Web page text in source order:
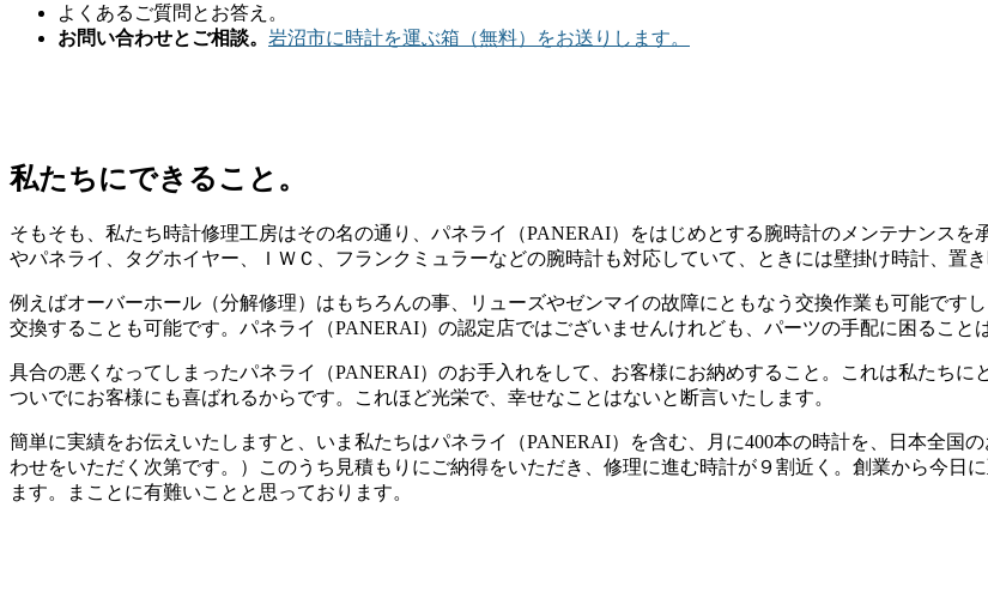
よくあるご質問とお答え。
お問い合わせとご相談。 岩沼市に時計を運ぶ箱（無料）をお送りします。
私たちにできること。
そもそも、私たち時計修理工房はその名の通り、パネライ（PANERAI）をはじめとする腕時計のメンテナンス
やパネライ、タグホイヤー、ＩＷＣ、フランクミュラーなどの腕時計も対応していて、ときには壁掛け時計、置
例えばオーバーホール（分解修理）はもちろんの事、リューズやゼンマイの故障にともなう交換作業も可能です
交換することも可能です。パネライ（PANERAI）の認定店ではございませんけれども、パーツの手配に困ること
具合の悪くなってしまったパネライ（PANERAI）のお手入れをして、お客様にお納めすること。これは私たち
ついでにお客様にも喜ばれるからです。これほど光栄で、幸せなことはないと断言いたします。
簡単に実績をお伝えいたしますと、いま私たちはパネライ（PANERAI）を含む、月に400本の時計を、日本全国
わせをいただく次第です。）このうち見積もりにご納得をいただき、修理に進む時計が９割近く。創業から今日
ます。まことに有難いことと思っております。